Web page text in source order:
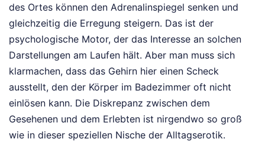
des Ortes können den Adrenalinspiegel senken und
gleichzeitig die Erregung steigern. Das ist der
psychologische Motor, der das Interesse an solchen
Darstellungen am Laufen hält. Aber man muss sich
klarmachen, dass das Gehirn hier einen Scheck
ausstellt, den der Körper im Badezimmer oft nicht
einlösen kann. Die Diskrepanz zwischen dem
Gesehenen und dem Erlebten ist nirgendwo so groß
wie in dieser speziellen Nische der Alltagserotik.